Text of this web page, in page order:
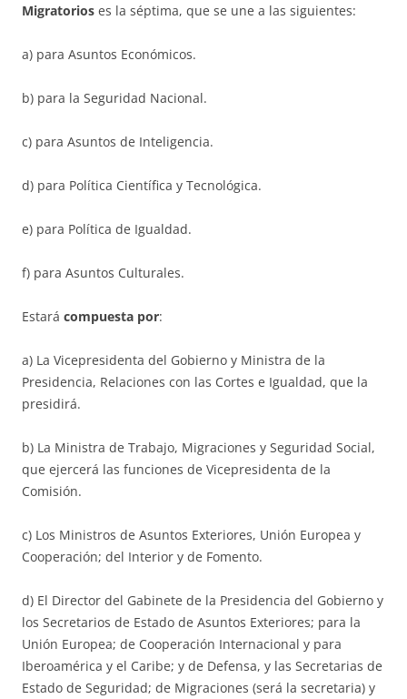
Migratorios es la séptima, que se une a las siguientes:
a) para Asuntos Económicos.
b) para la Seguridad Nacional.
c) para Asuntos de Inteligencia.
d) para Política Científica y Tecnológica.
e) para Política de Igualdad.
f) para Asuntos Culturales.
Estará compuesta por:
a) La Vicepresidenta del Gobierno y Ministra de la
Presidencia, Relaciones con las Cortes e Igualdad, que la
presidirá.
b) La Ministra de Trabajo, Migraciones y Seguridad Social,
que ejercerá las funciones de Vicepresidenta de la
Comisión.
c) Los Ministros de Asuntos Exteriores, Unión Europea y
Cooperación; del Interior y de Fomento.
d) El Director del Gabinete de la Presidencia del Gobierno y
los Secretarios de Estado de Asuntos Exteriores; para la
Unión Europea; de Cooperación Internacional y para
Iberoamérica y el Caribe; y de Defensa, y las Secretarias de
Estado de Seguridad; de Migraciones (será la secretaria) y